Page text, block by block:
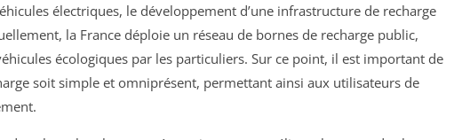
électriques, le développement d’une infrastructure de recharge
la France déploie un réseau de bornes de recharge public,
écologiques par les particuliers. Sur ce point, il est important de
soit simple et omniprésent, permettant ainsi aux utilisateurs de